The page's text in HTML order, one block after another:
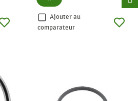
Ajouter au
comparateur